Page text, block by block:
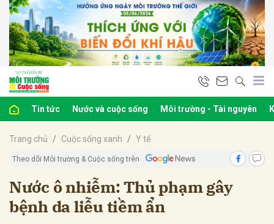
Tin tức Nước và cuộc sống Môi trường - Tài nguyên
Trang chủ Cuộc sống xanh Y tế
Theo dõi Môi trường & Cuộc sống trên
Nước ô nhiễm: Thủ phạm gây
bệnh da liễu tiềm ẩn
luận